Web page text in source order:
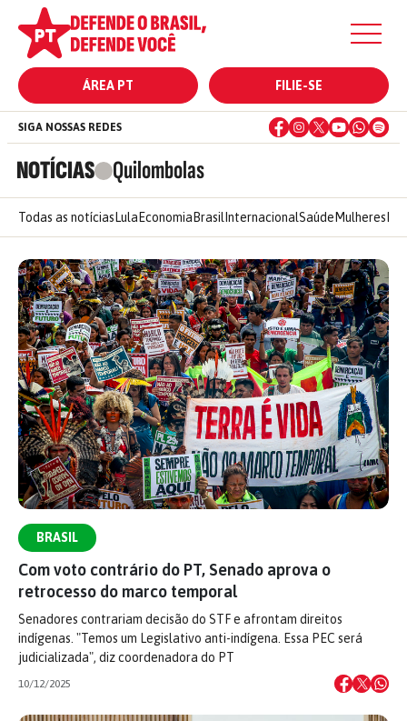
ÁREA PT FILIE-SE
NOTÍCIAS Quilombolas
SIGA NOSSAS REDES
Todas as notícias Lula Economia Brasil InternacionalSaúde Mulheres
BRASIL
Com voto contrário do PT, Senado aprova o
retrocesso do marco temporal
Senadores contrariam decisão do STF e afrontam direitos
indígenas. "Temos um Legislativo anti-indígena. Essa PEC será
judicializada", diz coordenadora do PT
10/12/2025